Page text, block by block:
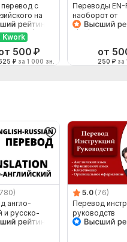
с
на
и наоборот
500₽
₽ за 1 000 зн.
Переводы EN-
наоборот от
от
250 ₽ за
англо-
и русско-
5.0 (76)
Перевод
руководств